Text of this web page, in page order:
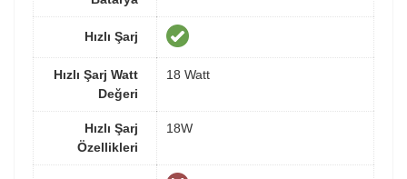
Hızlı Şarj
Hızlı Şarj Watt
Değeri
18 Watt
Hızlı Şarj
Özellikleri
18W